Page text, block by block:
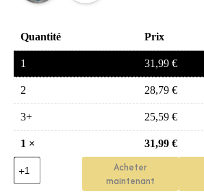
Quantité Prix
1 31,99 €
2 28,79 €
3+ 25,59 €
1 × 31,99 €
quantité
de
porte-
Acheter
maintenant